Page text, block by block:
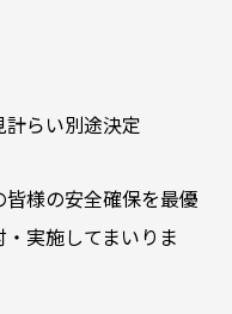
らい別途決定
様の安全確保を最優
実施してまいりま